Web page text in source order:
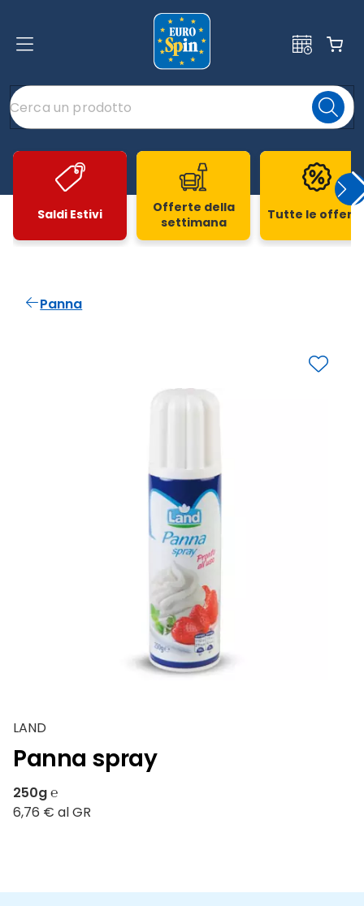
Saldi Estivi
Offerte della
settimana
Tutte le
Panna
LAND
Panna spray
250g ℮
6,76 € al GR